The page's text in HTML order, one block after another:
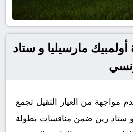
مارسيليا و ستاد
مواجهة من العيار الثقيل تجمع
و ستاد رين ضمن منافسات بطولة